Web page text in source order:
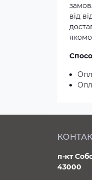
від
п-кт
43000